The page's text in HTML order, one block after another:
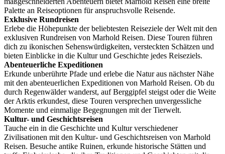
Palette an Reiseoptionen für anspruchsvolle Reisende.
Exklusive Rundreisen
Erlebe die Höhepunkte der beliebtesten Reiseziele der Welt mit den
exklusiven Rundreisen von Marhold Reisen. Diese Touren führen
dich zu ikonischen Sehenswürdigkeiten, versteckten Schätzen und
bieten Einblicke in die Kultur und Geschichte jedes Reiseziels.
Abenteuerliche Expeditionen
Erkunde unberührte Pfade und erlebe die Natur aus nächster Nähe
mit den abenteuerlichen Expeditionen von Marhold Reisen. Ob du
durch Regenwälder wanderst, auf Berggipfel steigst oder die Weite
der Arktis erkundest, diese Touren versprechen unvergessliche
Momente und einmalige Begegnungen mit der Tierwelt.
Kultur- und Geschichtsreisen
Tauche ein in die Geschichte und Kultur verschiedener
Zivilisationen mit den Kultur- und Geschichtsreisen von Marhold
Reisen. Besuche antike Ruinen, erkunde historische Stätten und